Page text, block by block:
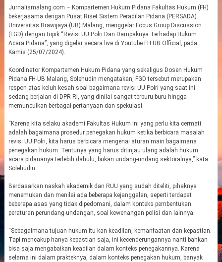
Jurnalismalang.com – Kompartemen Hukum Pidana Fakultas Hukum (FH)
bekerjasama dengan Pusat Riset Sistem Peradilan Pidana (PERSADA)
Universitas Brawijaya (UB) Malang, menggelar Focus Group Discussion
(FGD) dengan topik “Revisi UU Polri Dan Dampaknya Terhadap Hukum
Acara Pidana”, yang digelar secara live di Youtube FH UB Official, pada
Kamis (25/07/2024).
Koordinator Kompartemen Hukum Pidana yang sekaligus Dosen Hukum
Pidana FH-UB Malang, Solehudin mengatakan, FGD tersebut merupakan
respon atas keluh kesah soal bagaimana revisi UU Polri yang saat ini
sedang berjalan di DPR RI, yang dinilai sangat terburu-buru hingga
memunculkan berbagai pertanyaan dan spekulasi.
“Karena kita selaku akademi Fakultas Hukum ini yang perlu kita cermati
adalah bagaimana prosedur penegakan hukum ketika berbicara masalah
revisi UU Polri, kita harus berbicara mengenai aturan main bagaimana
penegakan hukum. Tentunya yang harus ditinjau ulang adalah hukum
acara pidananya terlebih dahulu, bukan undang-undang sektoralnya,” kata
Solehudin.
Berdasarkan naskah akademik dan RUU yang sudah diteliti, pihaknya
menemukan dan menilai ada beberapa kejanggalan, seperti terdapat
beberapa asas yang tidak dipedomani, dalam konteks pembentukan
peraturan perundang-undangan, soal kewenangan polisi dan lainnya.
“Sebagaimana tujuan hukum itu kan keadilan, kemanfaatan dan kepastian.
Tapi mencakup hanya kepastian saja, ini kecenderungannya nanti bahkan
bisa saja mengabaikan keadilan dalam konteks penegakannya. Karena
selama ini dalam prakteknya, dalam konteks penegakan hukum, banyak